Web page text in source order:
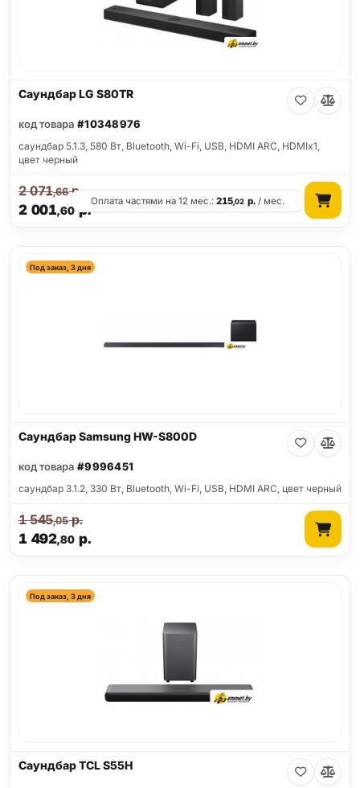
Саундбар LG S80TR
код товара #10348976
саундбар 5.1.3, 580 Вт, Bluetooth, Wi-Fi, USB, HDMI ARC, HDMIx1,
цвет черный
2 001,60 р.
2 071,66р.
Оплата частями на 12 мес.:215,02 р./ мес.
Под заказ, 3 дня
Саундбар Samsung HW-S800D
код товара #9996451
саундбар 3.1.2, 330 Вт, Bluetooth, Wi-Fi, USB, HDMI ARC, цвет черный
1 492,80 р.
1 545,05р.
Под заказ, 3 дня
Саундбар TCL S55H